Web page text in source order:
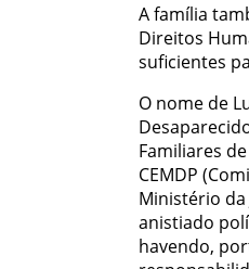
A família
Direitos
suficientes
O nome de
Familiares
CEMDP
Ministério
anistiado
havendo,